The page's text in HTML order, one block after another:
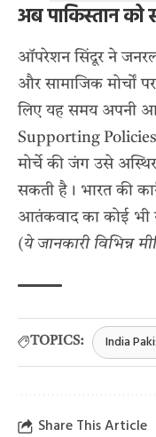
अब पाकिस्तान
ऑपरेशन सिंदूर ने
और सामाजिक मोर्चों
लिए यह समय अपनी
Supporting Policies)
मोर्चे की जंग उसे
सकती है। भारत की
आतंकवाद का कोई भी
(ये जानकारी विभिन्न
TOPICS: India
Share This Article